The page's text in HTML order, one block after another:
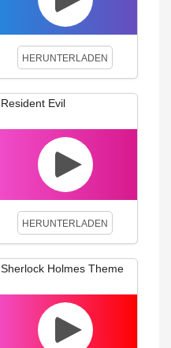
HERUNTERLADEN
Resident Evil
HERUNTERLADEN
Sherlock Holmes Theme